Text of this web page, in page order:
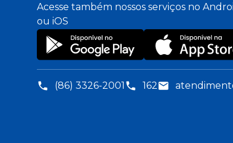
Acesse também nossos serviços no
ou iOS
(86) 3326-2001 162